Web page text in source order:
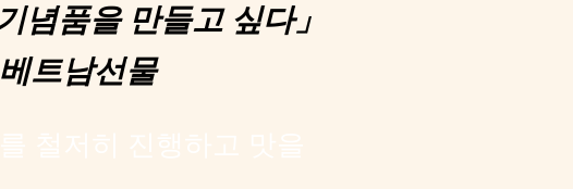
념품을 만들고 싶다」
트남선물